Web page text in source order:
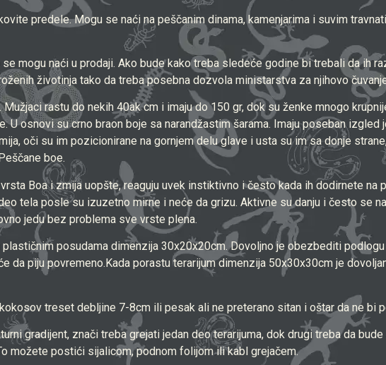
predele. Mogu se naći na peščanim dinama, kamenjarima i suvim
mogu naći u prodaji. Ako bude kako treba sledeće godine bi trebali da ih
životinja tako da treba posebna dozvola ministarstva za njihovo
rastu do nekih 40ak cm i imaju do 150 gr, dok su ženke mnogo
osnovi su crno braon boje sa narandžastim šarama. Imaju poseban izgled
oči su im pozicionirane na gornjem delu glave i usta su im sa donje
boe.
Boa i zmija uopšte, reaguju uvek instiktivno i često kada ih dodirnete na
tela posle su izuzetno mirne i neće da grizu. Aktivne su danju i često se
jedu bez problema sve vrste plena.
posudama dimenzija 30x20x20cm. Dovoljno je obezbediti
da piju povremeno.Kada porastu terarijum dimenzija 50x30x30cm je
treset debljine 7-8cm ili pesak ali ne preterano sitan i oštar da ne bi
gradijent, znači treba grejati jedan deo terarijuma, dok drugi treba da
možete postići sijalicom, podnom folijom ili kabl grejačem.